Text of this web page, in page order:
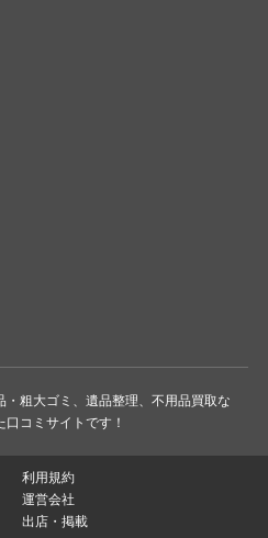
粗大ゴミ、遺品整理、不用品買取な
コミサイトです！
利用規約
運営会社
出店・掲載